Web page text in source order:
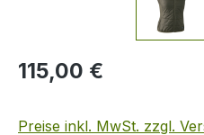
Regulärer Preis:
115,00 €
Preise inkl. MwSt. zzgl.